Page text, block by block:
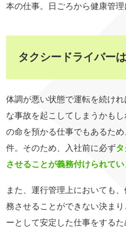
本の仕事。日ごろから健康管理
タクシードライバー
体調が悪い状態で運転を続け
な事故を起こしてしまうかも
の命を預かる仕事でもあるた
件。そのため、入社前に必ず
させることが義務付けられて
また、運行管理上においても
務させることができない決ま
ーとして安定した仕事をする